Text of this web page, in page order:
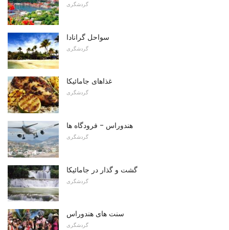
گردشگری
سواحل گرانادا
گردشگری
غذاهای جامائیکا
گردشگری
هندوراس - فرودگاه ها
گردشگری
گشت و گذار در جامائیکا
گردشگری
سنت های هندوراس
گردشگری